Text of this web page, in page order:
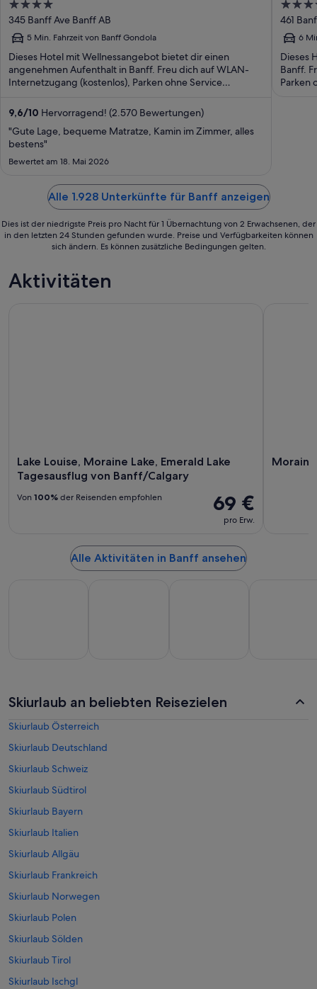
4
out
of
5
345 Banff Ave Banff AB
5 Min. Fahrzeit von Banff Gondola
Dieses Hotel mit Wellnessangebot bietet dir einen
angenehmen Aufenthalt in Banff. Freu dich auf WLAN-
Internetzugang (kostenlos), Parken ohne Service
9,6/10 Hervorragend! (2.570 Bewertungen)
"Gute Lage, bequeme Matratze, Kamin im Zimmer, alles
bestens"
Bewertet am 18. Mai 2026
3.5
out
of
5
461
6
Dieses
Banff.
Parken
Alle 1.928 Unterkünfte für Banff anzeigen
Dies ist der niedrigste Preis pro Nacht für 1 Übernachtung von 2 Erwachsenen, der
in den letzten 24 Stunden gefunden wurde. Preise und Verfügbarkeiten können
sich ändern. Es können zusätzliche Bedingungen gelten.
Aktivitäten
Lake Louise, Moraine Lake, Emerald Lake
Tagesausflug von Banff/Calgary
69 €
pro Erw.
Von 100% der Reisenden empfohlen
Moraine
Alle Aktivitäten in Banff ansehen
Strandurlaub Familienurlaub Golfurlaub
Skiurlaub an beliebten Reisezielen
Skiurlaub Österreich
Skiurlaub Deutschland
Skiurlaub Schweiz
Skiurlaub Südtirol
Skiurlaub Bayern
Skiurlaub Italien
Skiurlaub Allgäu
Skiurlaub Frankreich
Skiurlaub Norwegen
Skiurlaub Polen
Skiurlaub Sölden
Skiurlaub Tirol
Skiurlaub Ischgl